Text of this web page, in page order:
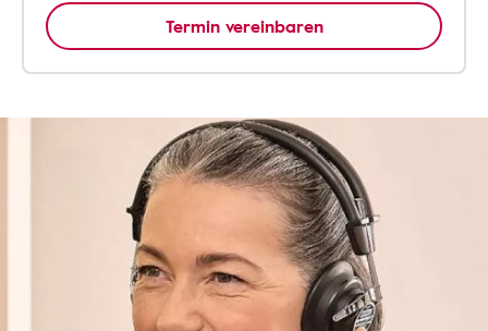
Termin vereinbaren